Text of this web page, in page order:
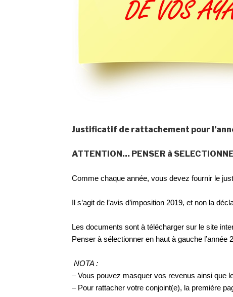
Justificatif de rattachement pour
ATTENTION… PENSER à
Comme chaque année, vous devez fournir le
Il s’agit de l’avis d’imposition 2019, et non la
Les documents sont à télécharger sur le site
Penser à sélectionner en haut à gauche l’année
NOTA :
– Vous pouvez masquer vos revenus ainsi que
– Pour rattacher votre conjoint(e), la première